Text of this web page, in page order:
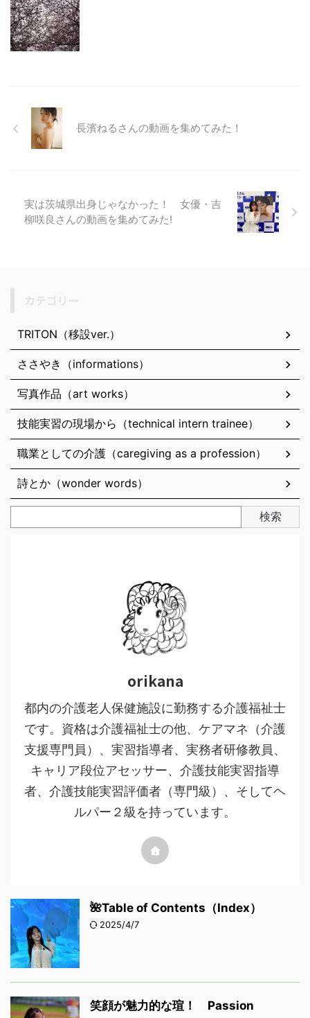
長濱ねるさんの動画を集めてみた！
実は茨城県出身じゃなかった！ 女優・吉
柳咲良さんの動画を集めてみた!
TRITON（移設ver.）
ささやき（informations）
写真作品（art works）
技能実習の現場から（technical intern trainee）
職業としての介護（caregiving as a profession）
詩とか（wonder words）
検索
orikana
都内の介護老人保健施設に勤務する介護福祉士
です。資格は介護福祉士の他、ケアマネ（介護
支援専門員）、実習指導者、実務者研修教員、
キャリア段位アセッサー、介護技能実習指導
者、介護技能実習評価者（専門級）、そしてヘ
ルパー２級を持っています。
🌺Table of Contents（Index）
2025/4/7
笑顔が魅力的な瑄！ Passion